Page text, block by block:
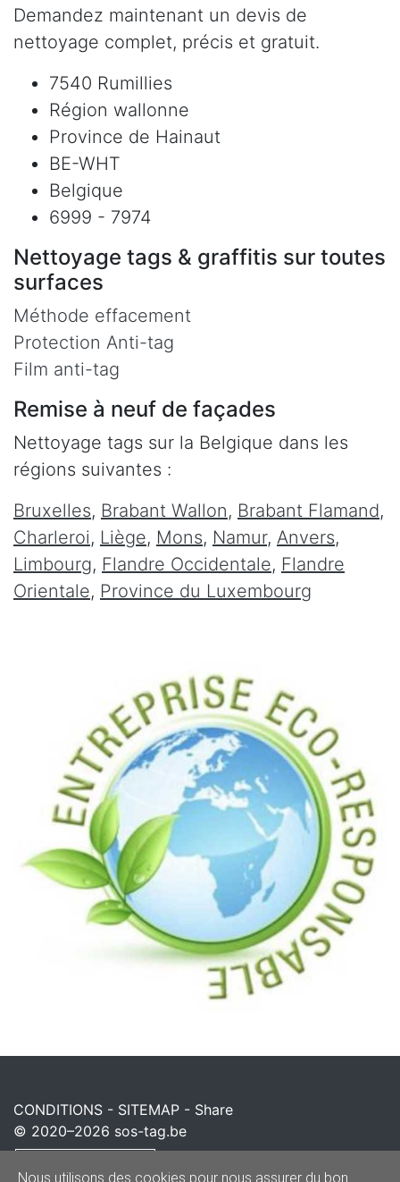
Demandez maintenant un devis de
nettoyage complet, précis et gratuit.
7540 Rumillies
Région wallonne
Province de Hainaut
BE-WHT
Belgique
6999 - 7974
Nettoyage tags & graffitis sur toutes
surfaces
Méthode effacement
Protection Anti-tag
Film anti-tag
Remise à neuf de façades
Nettoyage tags sur la Belgique dans les
régions suivantes :
Bruxelles, Brabant Wallon, Brabant Flamand,
Charleroi, Liège, Mons, Namur, Anvers,
Limbourg, Flandre Occidentale, Flandre
Orientale, Province du Luxembourg
CONDITIONS - SITEMAP - Share
© 2020–2026 sos-tag.be
Powered by
Nous utilisons des cookies pour nous assurer du bon